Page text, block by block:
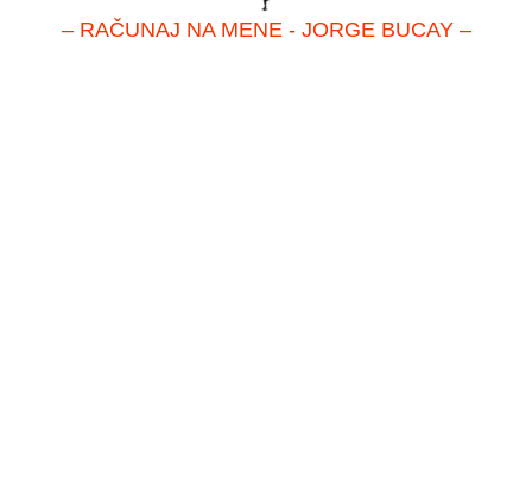
– RAČUNAJ NA MENE - JORGE BUCAY –